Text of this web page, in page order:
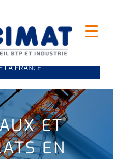
: NOUS VOUS LIVRONS SUR
LA FRANCE
ET
EN